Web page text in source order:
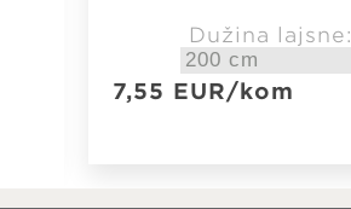
Dužina lajsne:
7,55 EUR/kom